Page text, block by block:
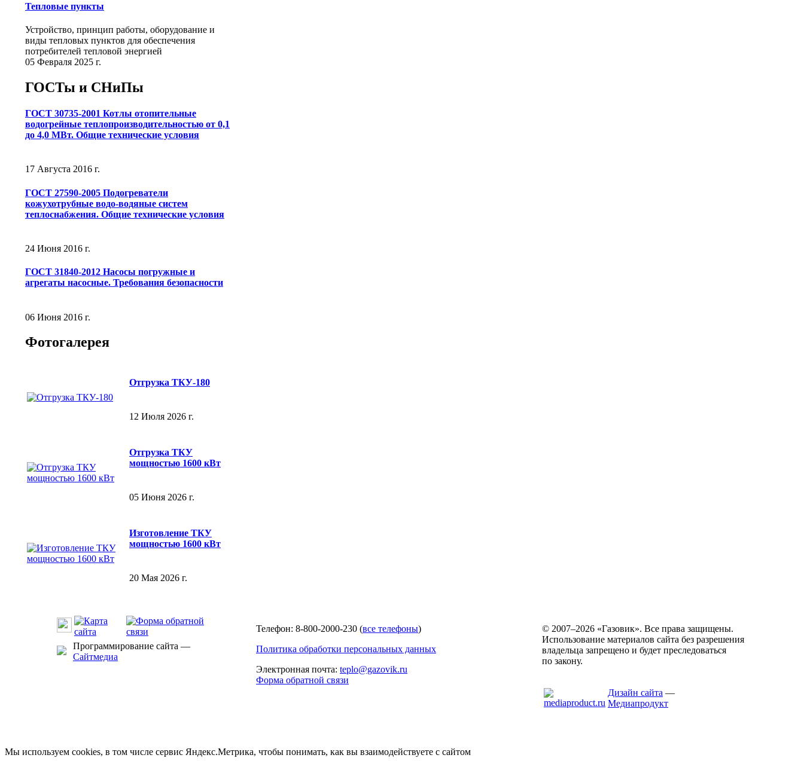
Тепловые пункты
Устройство, принцип работы, оборудование и
виды тепловых пунктов для обеспечения
потребителей тепловой энергией
05 Февраля 2025 г.
ГОСТы и СНиПы
ГОСТ 30735-2001 Котлы отопительные
водогрейные теплопроизводительностью от 0,1
до 4,0 МВт. Общие технические условия
17 Августа 2016 г.
ГОСТ 27590-2005 Подогреватели
кожухотрубные водо-водяные систем
теплоснабжения. Общие технические условия
24 Июня 2016 г.
ГОСТ 31840-2012 Насосы погружные и
агрегаты насосные. Требования безопасности
06 Июня 2016 г.
Фотогалерея
Отгрузка ТКУ-180
12 Июля 2026 г.
Отгрузка ТКУ
мощностью 1600 кВт
05 Июня 2026 г.
Изготовление ТКУ
мощностью 1600 кВт
20 Мая 2026 г.
Программирование сайта —
Сайтмедиа
Телефон: 8-800-2000-230 (все телефоны)
Политика обработки персональных данных
Электронная почта: teplo@gazovik.ru
Форма обратной связи
© 2007–2026 «Газовик». Все права защищены.
Использование материалов сайта без разрешения
владельца запрещено и будет преследоваться
по закону.
Дизайн сайта —
Медиапродукт
Мы используем cookies, в том числе сервис Яндекс.Метрика, чтобы понимать, как вы взаимодействуете с сайтом